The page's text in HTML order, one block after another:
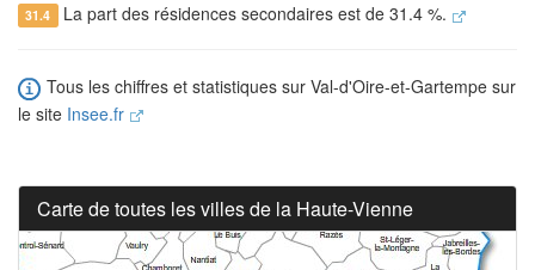
31.4 La part des résidences secondaires est de 31.4 %.
Tous les chiffres et statistiques sur Val-d'Oire-et-Gartempe sur
le site Insee.fr
Carte de toutes les villes de la Haute-Vienne